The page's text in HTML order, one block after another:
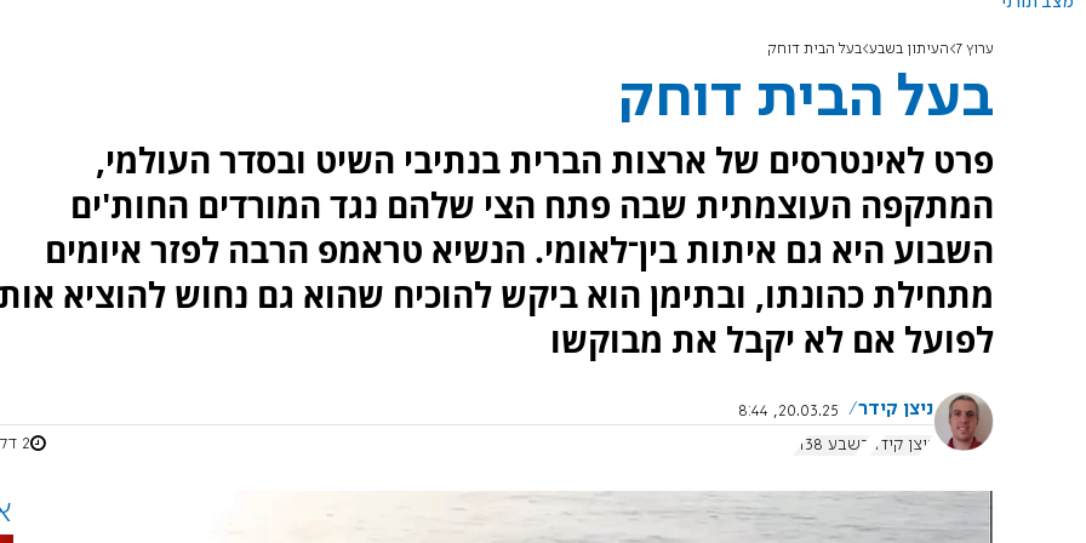
ערוץ 7 העיתון בשבע בעל הבית דוחק
בעל הבית דוחק
פרט לאינטרסים של ארצות הברית בנתיבי השיט ובסדר העולמי,
המתקפה העוצמתית שבה פתח הצי שלהם נגד המורדים החות'ים
השבוע היא גם איתות בין־לאומי. הנשיא טראמפ הרבה לפזר איומים
מתחילת כהונתו, ובתימן הוא ביקש להוכיח שהוא גם נחוש להוציא
לפועל אם לא יקבל את מבוקשו
ניצן קידר
20.03.25, 8:44
ניצן קידר בשבע 1138 2 דקות